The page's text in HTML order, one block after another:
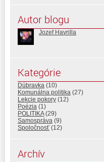
Autor blogu
Jozef Havrilla
Kategórie
Dúbravka (10)
Komunálna politika (27)
Lekcie pokory (12)
Poézia (1)
POLITIKA(29)
Samospráva (9)
Spoločnosť (12)
Archív